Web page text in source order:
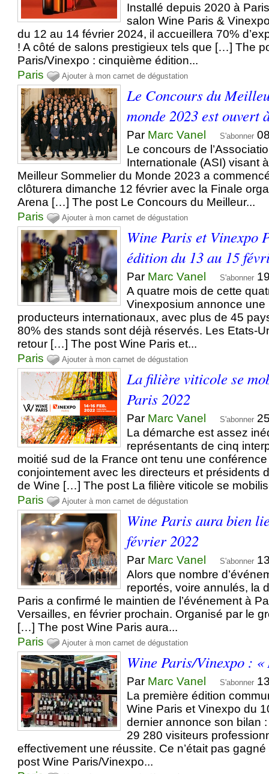
Installé depuis 2020 à
salon Wine Paris &
du 12 au 14 février 2024, il accueillera 70%
! A côté de salons prestigieux tels que […] The
Paris/Vinexpo : cinquième édition...
Paris
Ajouter à mon carnet de dégustation
Le Concours du
monde 2023 est ouvert
Par Marc Vanel S'abonner
Le concours de
Internationale (ASI) visant
Meilleur Sommelier du Monde 2023 a
clôturera dimanche 12 février avec la Finale
Arena […] The post Le Concours du Meilleur...
Paris
Ajouter à mon carnet de dégustation
Wine Paris et Vinexpo
édition du 13 au 15
Par Marc Vanel S'abonner
A quatre mois de cette
Vinexposium annonce
producteurs internationaux, avec plus de 45
80% des stands sont déjà réservés. Les Etats-
retour […] The post Wine Paris et...
Paris
Ajouter à mon carnet de dégustation
La filière viticole se
Paris 2022
Par Marc Vanel S'abonner
La démarche est assez
représentants de cinq
moitié sud de la France ont tenu une
conjointement avec les directeurs et présidents
de Wine […] The post La filière viticole se
Paris
Ajouter à mon carnet de dégustation
Wine Paris aura bien
février 2022
Par Marc Vanel S'abonner
Alors que nombre
reportés, voire annulés, la
Paris a confirmé le maintien de l’événement à
Versailles, en février prochain. Organisé par le
[…] The post Wine Paris aura...
Paris
Ajouter à mon carnet de dégustation
Wine Paris/Vinexpo : «
Par Marc Vanel S'abonner
La première édition
Wine Paris et Vinexpo du
dernier annonce son bilan
29 280 visiteurs
effectivement une réussite. Ce n’était pas
post Wine Paris/Vinexpo...